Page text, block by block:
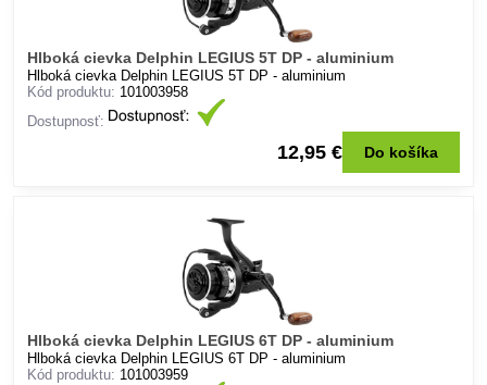
Hlboká cievka Delphin LEGIUS 5T DP - aluminium
Hlboká cievka Delphin LEGIUS 5T DP - aluminium
Kód produktu: 101003958
Dostupnosť:
12,95 € Do košíka
Hlboká cievka Delphin LEGIUS 6T DP - aluminium
Hlboká cievka Delphin LEGIUS 6T DP - aluminium
Kód produktu: 101003959